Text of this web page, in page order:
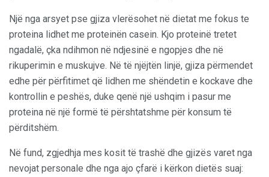
Një nga arsyet pse gjiza vlerësohet në dietat me fokus te
proteina lidhet me proteinën casein. Kjo proteinë tretet
ngadalë, çka ndihmon në ndjesinë e ngopjes dhe në
rikuperimin e muskujve. Në të njëjtën linjë, gjiza përmendet
edhe për përfitimet që lidhen me shëndetin e kockave dhe
kontrollin e peshës, duke qenë një ushqim i pasur me
proteina në një formë të përshtatshme për konsum të
përditshëm.
Në fund, zgjedhja mes kosit të trashë dhe gjizës varet nga
nevojat personale dhe nga ajo çfarë i kërkon dietës suaj: